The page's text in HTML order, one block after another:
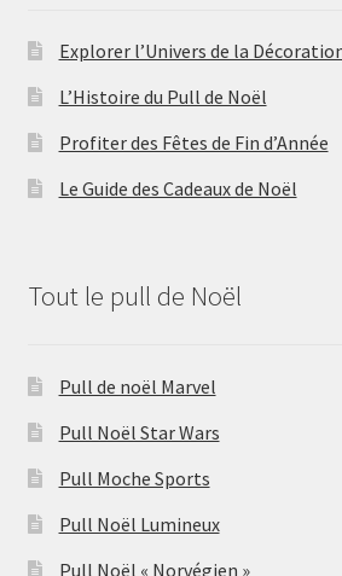
Explorer l’Univers de la
L’Histoire du Pull de Noël
Profiter des Fêtes de Fin d’Année
Le Guide des Cadeaux de Noël
Tout le pull de Noël
Pull de noël Marvel
Pull Noël Star Wars
Pull Moche Sports
Pull Noël Lumineux
Pull Noël « Norvégien »